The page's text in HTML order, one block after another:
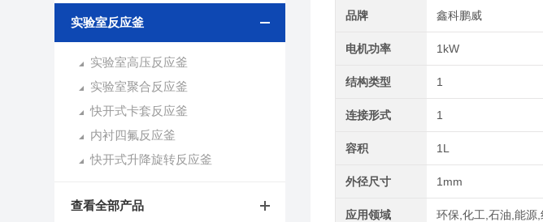
实验室反应釜
实验室高压反应釜
实验室聚合反应釜
快开式卡套反应釜
内衬四氟反应釜
快开式升降旋转反应釜
查看全部产品
品牌 鑫科鹏威
电机功率 1kW
结构类型 1
连接形式 1
容积 1L
外径尺寸 1mm
应用领域 环保,化工,石油,能源